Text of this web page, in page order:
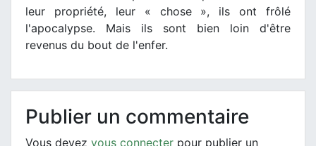
leur propriété, leur « chose », ils ont frôlé
l'apocalypse. Mais ils sont bien loin d'être
revenus du bout de l'enfer.
Publier un commentaire
Vous devez vous connecter pour publier un